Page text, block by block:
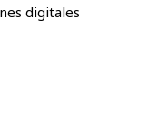
digitales